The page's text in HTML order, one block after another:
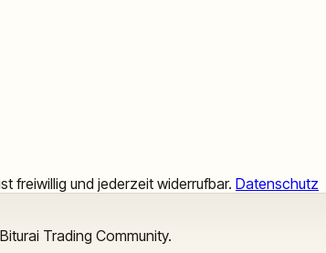
freiwillig und jederzeit widerrufbar. Datenschutz
Trading Community.